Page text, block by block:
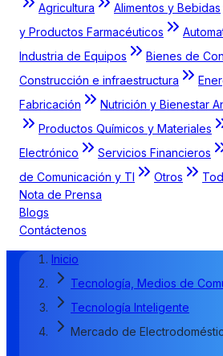
Agricultura Alimentos y Bebidas
y Productos Farmacéuticos
Industria de Equipos
Bienes de
Construcción e infraestructura
Fabricación
Nutrición y Bienestar
Productos Químicos y Materiales
Electrónico
Servicios Financieros
de Comunicación y TI
Otros
Nota de Prensa
Blogs
Contáctenos
Inicio
Tecnología, Medios de
Tecnología Inteligente
Mercado de